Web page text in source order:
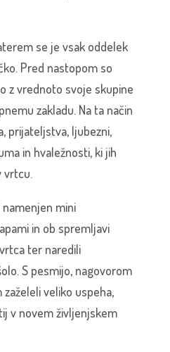
se je vsak oddelek
Pred nastopom so
z vrednoto svoje skupine
zakladu. Na ta način
prijateljstva, ljubezni,
in hvaležnosti, ki jih
vrtcu.
mini
in ob spremljavi
ter naredili
S pesmijo, nagovorom
veliko uspeha,
v novem življenjskem